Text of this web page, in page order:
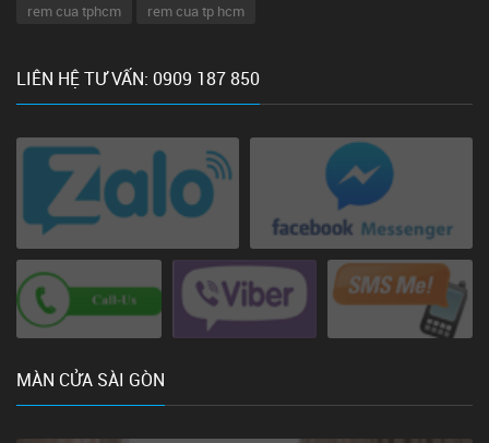
rem cua tphcm
rem cua tp hcm
LIÊN HỆ TƯ VẤN: 0909 187 850
MÀN CỬA SÀI GÒN